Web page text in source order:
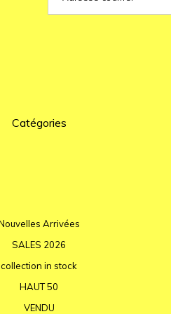
Catégories
Arrivées
SALES 2026
collection in stock
HAUT 50
VENDU